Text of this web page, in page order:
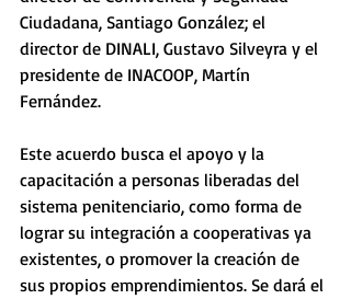
Ciudadana, Santiago González; el
director de DINALI, Gustavo Silveyra y el
presidente de INACOOP, Martín
Fernández.
Este acuerdo busca el apoyo y la
capacitación a personas liberadas del
sistema penitenciario, como forma de
lograr su integración a cooperativas ya
existentes, o promover la creación de
sus propios emprendimientos. Se dará el